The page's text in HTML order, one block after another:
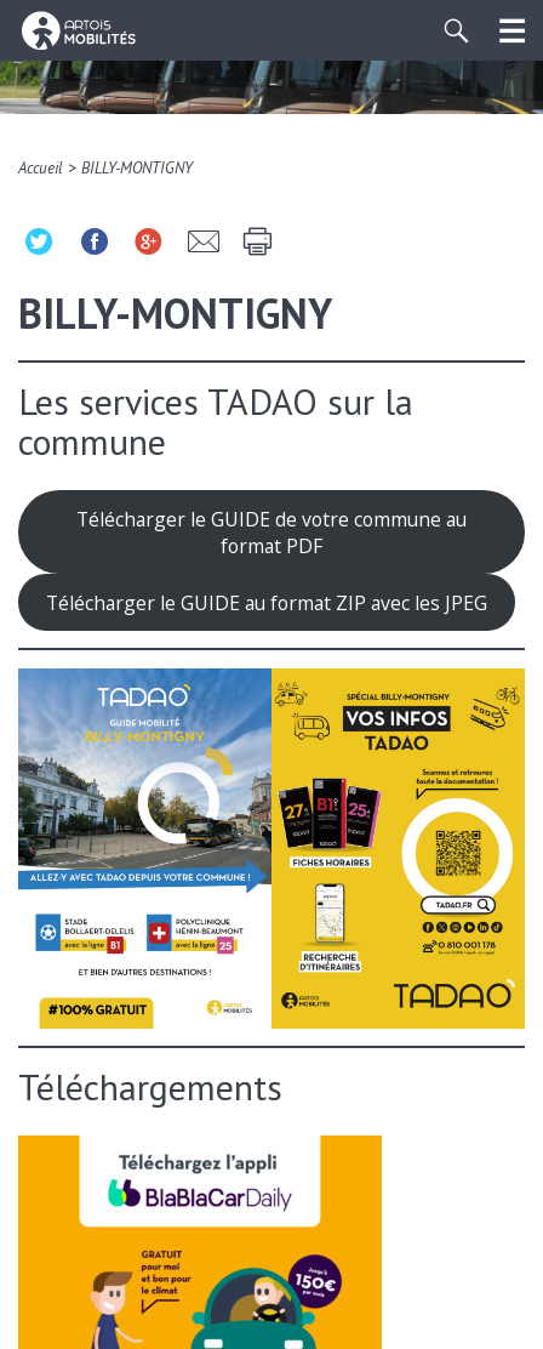
Accueil > BILLY-MONTIGNY
BILLY-MONTIGNY
Les services TADAO sur la
commune
Télécharger le GUIDE de votre commune au
format PDF
Télécharger le GUIDE au format ZIP avec les JPEG
Téléchargements